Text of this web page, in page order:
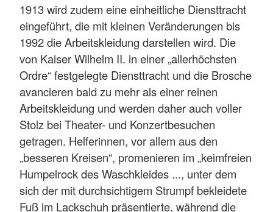
1913 wird zudem eine einheitliche Diensttracht
eingeführt, die mit kleinen Veränderungen bis
1992 die Arbeitskleidung darstellen wird. Die
von Kaiser Wilhelm II. in einer „allerhöchsten
Ordre“ festgelegte Diensttracht und die Brosche
avancieren bald zu mehr als einer reinen
Arbeitskleidung und werden daher auch voller
Stolz bei Theater- und Konzertbesuchen
getragen. Helferinnen, vor allem aus den
„besseren Kreisen“, promenieren im „keimfreien
Humpelrock des Waschkleides ..., unter dem
sich der mit durchsichtigem Strumpf bekleidete
Fuß im Lackschuh präsentierte, während die